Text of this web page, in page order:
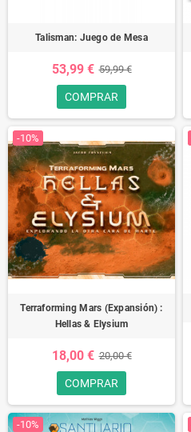
Talisman: Juego de Mesa
53,99 € 59,99 €
COMPRAR
-10%
Terraforming Mars (Expansión) :
Hellas & Elysium
18,00 € 20,00 €
COMPRAR
-10%